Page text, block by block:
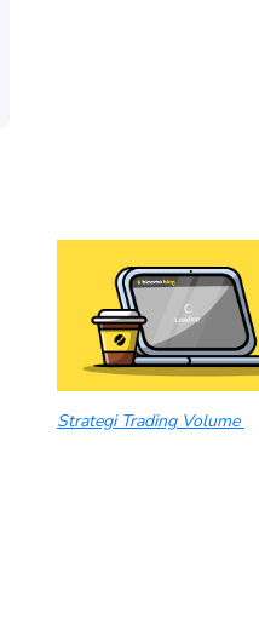
Strategi Trading Volume